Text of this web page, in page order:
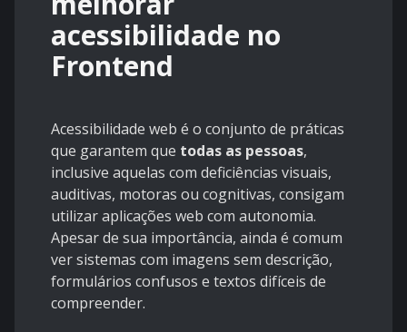
acessibilidade no
Frontend
Acessibilidade web é o conjunto de práticas
que garantem que todas as pessoas,
inclusive aquelas com deficiências visuais,
auditivas, motoras ou cognitivas, consigam
utilizar aplicações web com autonomia.
Apesar de sua importância, ainda é comum
ver sistemas com imagens sem descrição,
formulários confusos e textos difíceis de
compreender.